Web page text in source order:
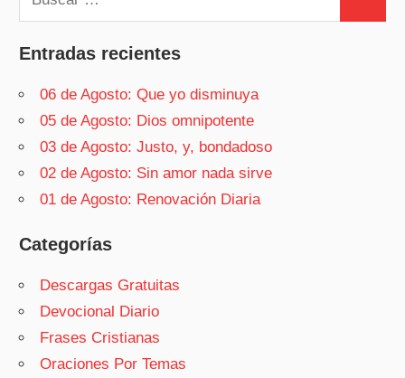
Entradas recientes
06 de Agosto: Que yo disminuya
05 de Agosto: Dios omnipotente
03 de Agosto: Justo, y, bondadoso
02 de Agosto: Sin amor nada sirve
01 de Agosto: Renovación Diaria
Categorías
Descargas Gratuitas
Devocional Diario
Frases Cristianas
Oraciones Por Temas